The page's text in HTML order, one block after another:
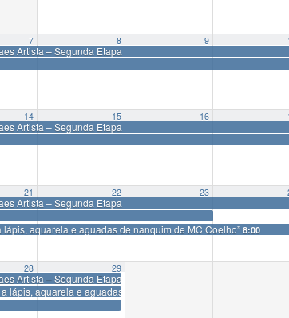
Artista – Segunda Etapa
7 8 9
Artista – Segunda Etapa
14 15 16
aquarela e aguadas de nanquim de MC Coelho” 8:00
Artista – Segunda Etapa
21 22 23
Artista – Segunda Etapa
lápis, aquarela e aguadas de nanquim de MC Coelho”
28 29